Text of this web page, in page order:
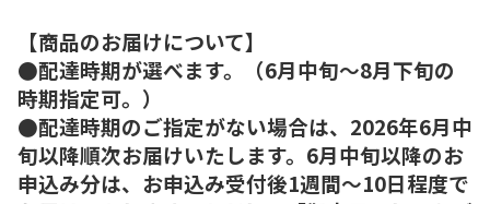
【商品のお届けについて】
●配達時期が選べます。（6月中旬～8月下旬の
時期指定可。）
●配達時期のご指定がない場合は、2026年6月中
旬以降順次お届けいたします。6月中旬以降のお
申込み分は、お申込み受付後1週間～10日程度で